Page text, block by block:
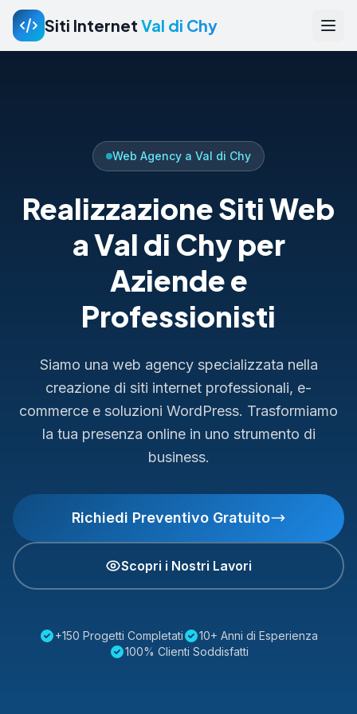
Siti Internet Val di Chy
Web Agency a Val di Chy
Realizzazione Siti Web
a Val di Chy per
Aziende e
Professionisti
Siamo una web agency specializzata nella
creazione di siti internet professionali, e-
commerce e soluzioni WordPress. Trasformiamo
la tua presenza online in uno strumento di
business.
Richiedi Preventivo Gratuito
Scopri i Nostri Lavori
+150 Progetti Completati
10+ Anni di Esperienza
100% Clienti Soddisfatti